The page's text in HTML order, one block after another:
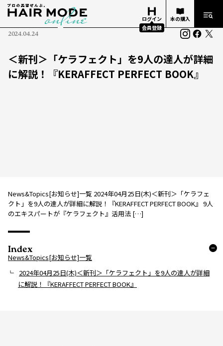
ログイン
会員登録
本の購入
2024.04.24
＜新刊＞「ケラフェクト」を9人の達人が詳細
に解説！『KERAFFECT PERFECT BOOK』
News&Topics[お知らせ]一覧 2024年04月25日(木)＜新刊＞「ケラフェ
クト」を9人の達人が詳細に解説！『KERAFFECT PERFECT BOOK』 9人
のエキスパートが『ケラフェクト』活用法 […]
Index
News&Topics[お知らせ]一覧
2024年04月25日(木)＜新刊＞「ケラフェクト」を9人の達人が詳細
に解説！『KERAFFECT PERFECT BOOK』